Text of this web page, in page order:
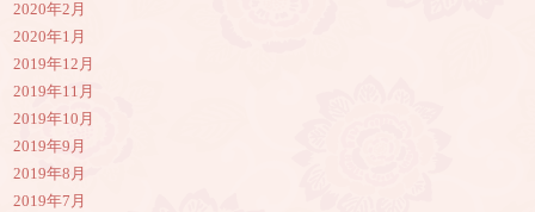
2020年2月
2020年1月
2019年12月
2019年11月
2019年10月
2019年9月
2019年8月
2019年7月